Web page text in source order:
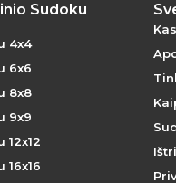
Sudoku
4x4
6x6
8x8
9x9
12x12
16x16